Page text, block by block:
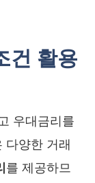
건 활용
우대금리를
다양한 거래
를 제공하므